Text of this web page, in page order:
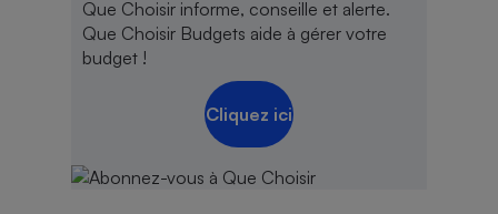
Que Choisir informe, conseille et alerte.
Que Choisir Budgets aide à gérer votre
budget !
Cliquez ici